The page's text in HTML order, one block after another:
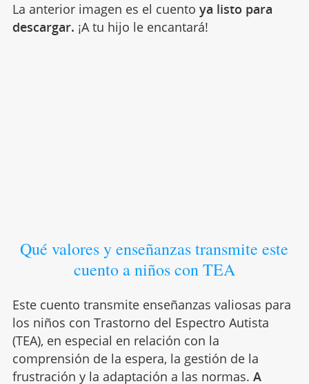
La anterior imagen es el cuento ya listo para
descargar. ¡A tu hijo le encantará!
Qué valores y enseñanzas transmite este
cuento a niños con TEA
Este cuento transmite enseñanzas valiosas para
los niños con Trastorno del Espectro Autista
(TEA), en especial en relación con la
comprensión de la espera, la gestión de la
frustración y la adaptación a las normas. A